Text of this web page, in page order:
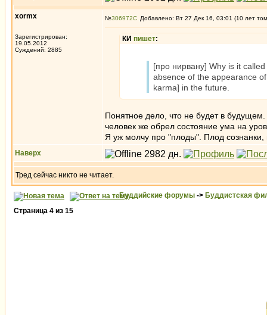
xormx
Зарегистрирован:
19.05.2012
Суждений: 2885
№306972 Добавлено: Вт 27 Дек 16, 03:01 (10 лет
КИ пишет:
[про нирвану] Why is it
absence of the appearance
karma] in the future.
Понятное дело, что не будет в
человек же обрел состояние ума на
Я уж молчу про "плоды". Плод сознанки,
Наверх
Тред сейчас никто не читает.
Буддийские форумы -> Буддистская
Страница 4 из 15